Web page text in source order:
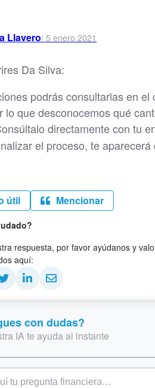
Llavero/ 5 enero 2021
Da Silva:
podrás consultarlas en
lo que desconocemos qué
directamente con tu
el proceso, te
útil Mencionar
respuesta, por favor ayúdanos y
aquí:
con dudas?
IA te ayuda al instante